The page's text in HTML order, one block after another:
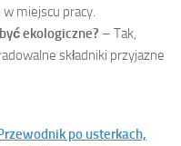
miejscu pracy.
ekologiczne? – Tak,
składniki przyjazne
po usterkach,